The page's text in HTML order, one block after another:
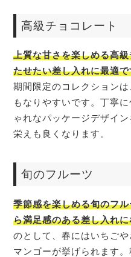
高級チョコレート
上質な甘さを楽しめる高
たせたい差し入れに最適
期間限定のコレクション
もなりやすいです。丁寧
ゃれなパッケージデザイ
栄えも良くなります。
旬のフルーツ
季節感を楽しめる旬のフ
ら満足感のある差し入れ
のとして、春にはいちご
マンゴーが挙げられます